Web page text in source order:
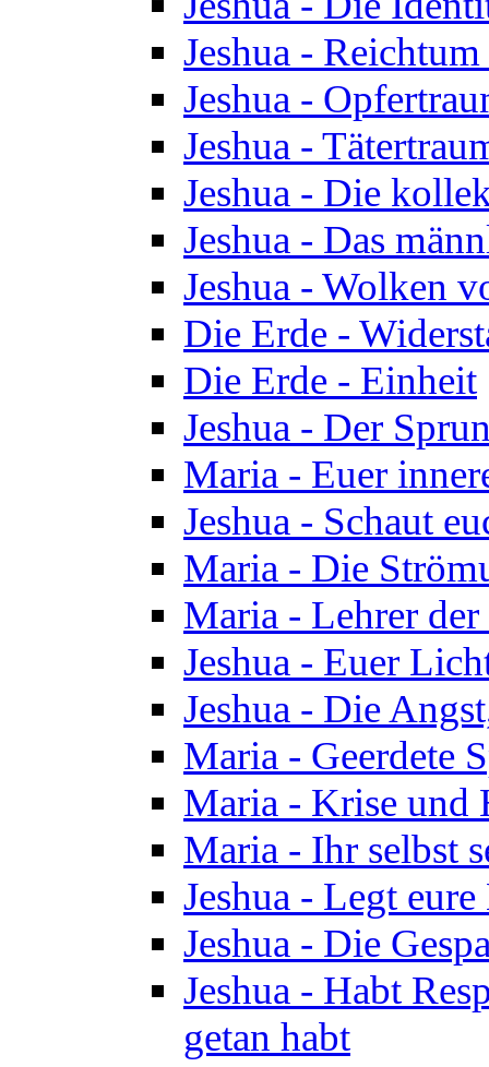
Jeshua -
Jeshua -
Jeshua -
Jeshua - Die
Jeshua - Das
Jeshua - Wolken
Die Erde -
Die Erde - Einheit
Jeshua - Der
Maria - Euer
Jeshua - Schaut
Maria - Die
Maria - Lehrer
Jeshua - Euer
Jeshua - Die
Maria - Geerdete
Maria - Krise und
Maria - Ihr selbst
Jeshua - Legt
Jeshua - Die
Jeshua - Habt
getan habt